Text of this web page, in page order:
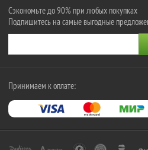
Сэкономьте до 90% при любых покупках
Подпишитесь на самые выгодные
Принимаем к оплате: